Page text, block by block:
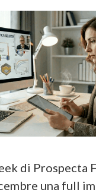
di Prospecta
una full